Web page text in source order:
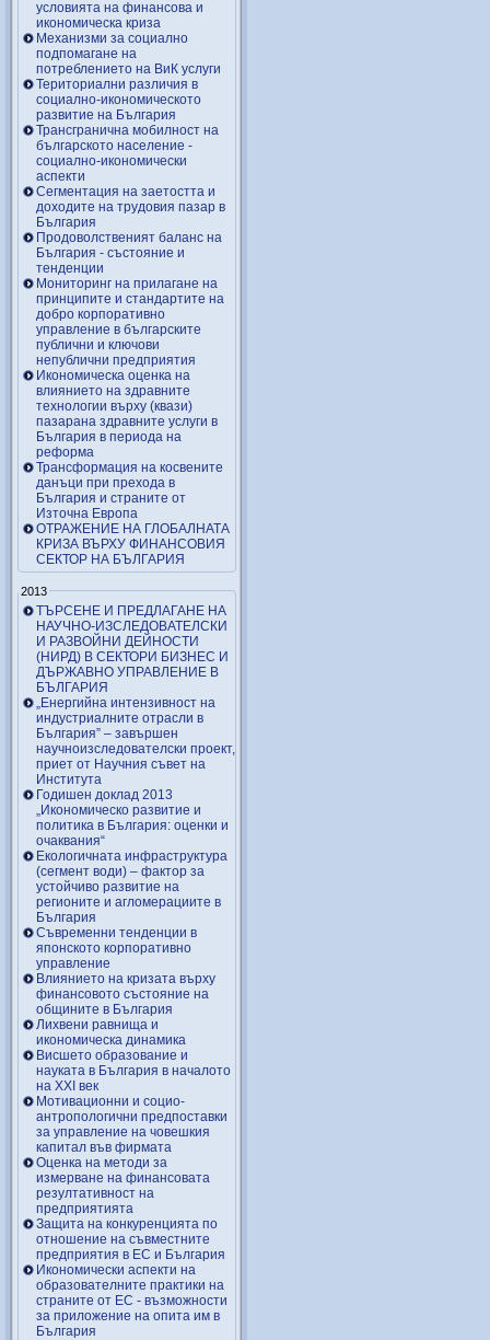
условията на финансова и
икономическа криза
Механизми за социално
подпомагане на
потреблението на ВиК услуги
Териториални различия в
социално-икономическото
развитие на България
Трансгранична мобилност на
българското население -
социално-икономически
аспекти
Сегментация на заетостта и
доходите на трудовия пазар в
България
Продоволственият баланс на
България - състояние и
тенденции
Мониторинг на прилагане на
принципите и стандартите на
добро корпоративно
управление в българските
публични и ключови
непублични предприятия
Икономическа оценка на
влиянието на здравните
технологии върху (квази)
пазарана здравните услуги в
България в периода на
реформа
Трансформация на косвените
данъци при прехода в
България и страните от
Източна Европа
ОТРАЖЕНИЕ НА ГЛОБАЛНАТА
КРИЗА ВЪРХУ ФИНАНСОВИЯ
СЕКТОР НА БЪЛГАРИЯ
2013
ТЪРСЕНЕ И ПРЕДЛАГАНЕ НА
НАУЧНО-ИЗСЛЕДОВАТЕЛСКИ
И РАЗВОЙНИ ДЕЙНОСТИ
(НИРД) В СЕКТОРИ БИЗНЕС И
ДЪРЖАВНО УПРАВЛЕНИЕ В
БЪЛГАРИЯ
„Енергийна интензивност на
индустриалните отрасли в
България” – завършен
научноизследователски проект,
приет от Научния съвет на
Института
Годишен доклад 2013
„Икономическо развитие и
политика в България: оценки и
очаквания“
Екологичната инфраструктура
(сегмент води) – фактор за
устойчиво развитие на
регионите и агломерациите в
България
Съвременни тенденции в
японското корпоративно
управление
Влиянието на кризата върху
финансовото състояние на
общините в България
Лихвени равнища и
икономическа динамика
Висшето образование и
науката в България в началото
на ХХІ век
Мотивационни и социо-
антропологични предпоставки
за управление на човешкия
капитал във фирмата
Оценка на методи за
измерване на финансовата
резултативност на
предприятията
Защита на конкуренцията по
отношение на съвместните
предприятия в ЕС и България
Икономически аспекти на
образователните практики на
страните от ЕС - възможности
за приложение на опита им в
България